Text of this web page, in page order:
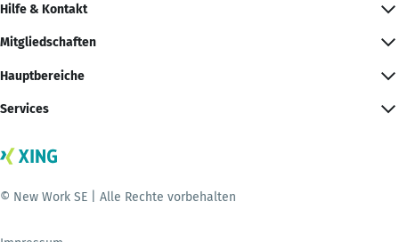
Hilfe & Kontakt
Mitgliedschaften
Hauptbereiche
Services
© New Work SE | Alle Rechte vorbehalten